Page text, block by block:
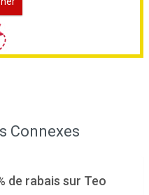
Connexes
de rabais sur Teo